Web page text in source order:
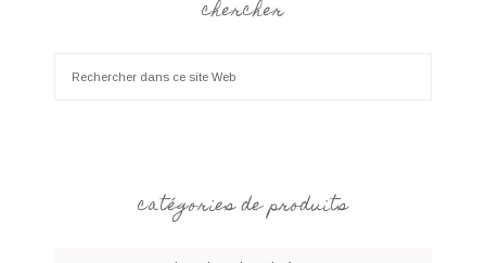
chercher
catégories de produits